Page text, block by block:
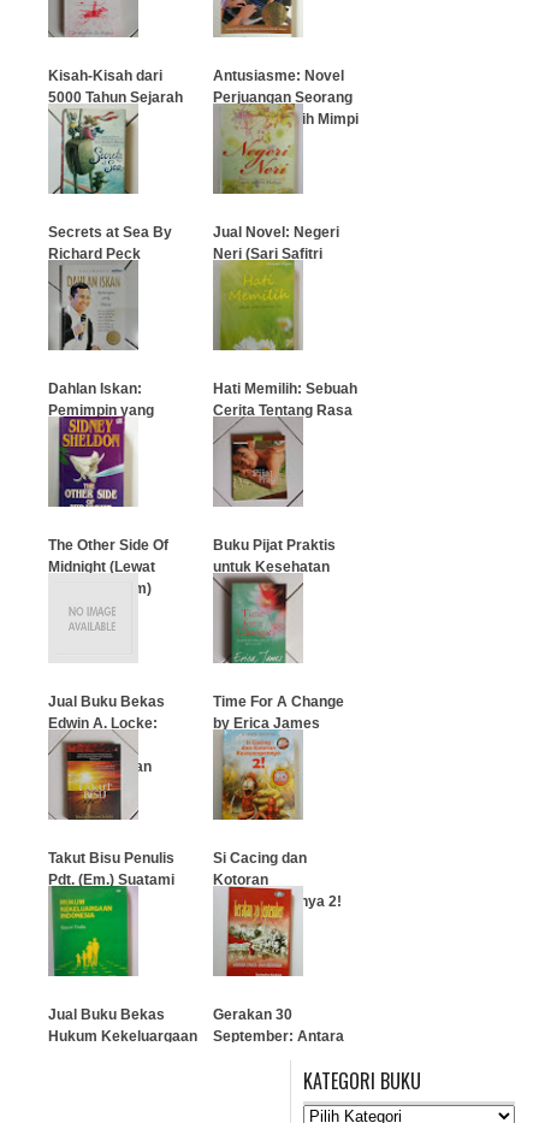
…
Kisah-Kisah dari
5000 Tahun Sejarah
China Jilid 1
…
Antusiasme: Novel
Perjuangan Seorang
Penulis Meraih Mimpi
Secrets at Sea By
Richard Peck
…
Jual Novel: Negeri
Neri (Sari Safitri
Mohan)
…
Dahlan Iskan:
Pemimpin yang
Happy
Hati Memilih: Sebuah
Cerita Tentang Rasa
The Other Side Of
Midnight (Lewat
Tengah Malam)
Buku Pijat Praktis
untuk Kesehatan
Jual Buku Bekas
Edwin A. Locke:
Esensi
Kepemimpinan
…
Time For A Change
by Erica James
…
Takut Bisu Penulis
Pdt. (Em.) Suatami
Sutedja
Si Cacing dan
Kotoran
Kesayangannya 2!
…
Jual Buku Bekas
Hukum Kekeluargaan
Gerakan 30
September: Antara
Fakta dan Rekayasa
KATEGORI BUKU